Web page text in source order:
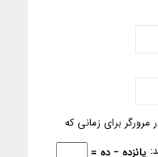
برای زمانی که
پانزده − ده =